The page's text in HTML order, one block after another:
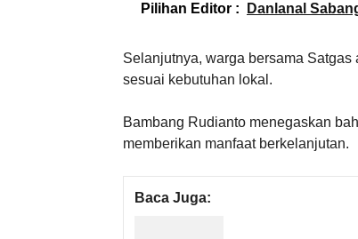
Pilihan Editor : Danlanal
Selanjutnya, warga bersama
sesuai kebutuhan lokal.
Bambang Rudianto menegaskan
memberikan manfaat berkelanjutan.
Baca Juga: